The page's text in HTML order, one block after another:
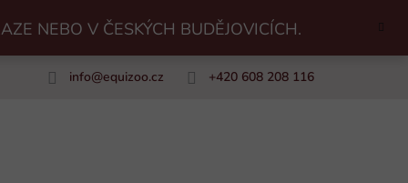
NEBO V ČESKÝCH BUDĚJOVICÍCH.
info@equizoo.cz +420 608 208 116